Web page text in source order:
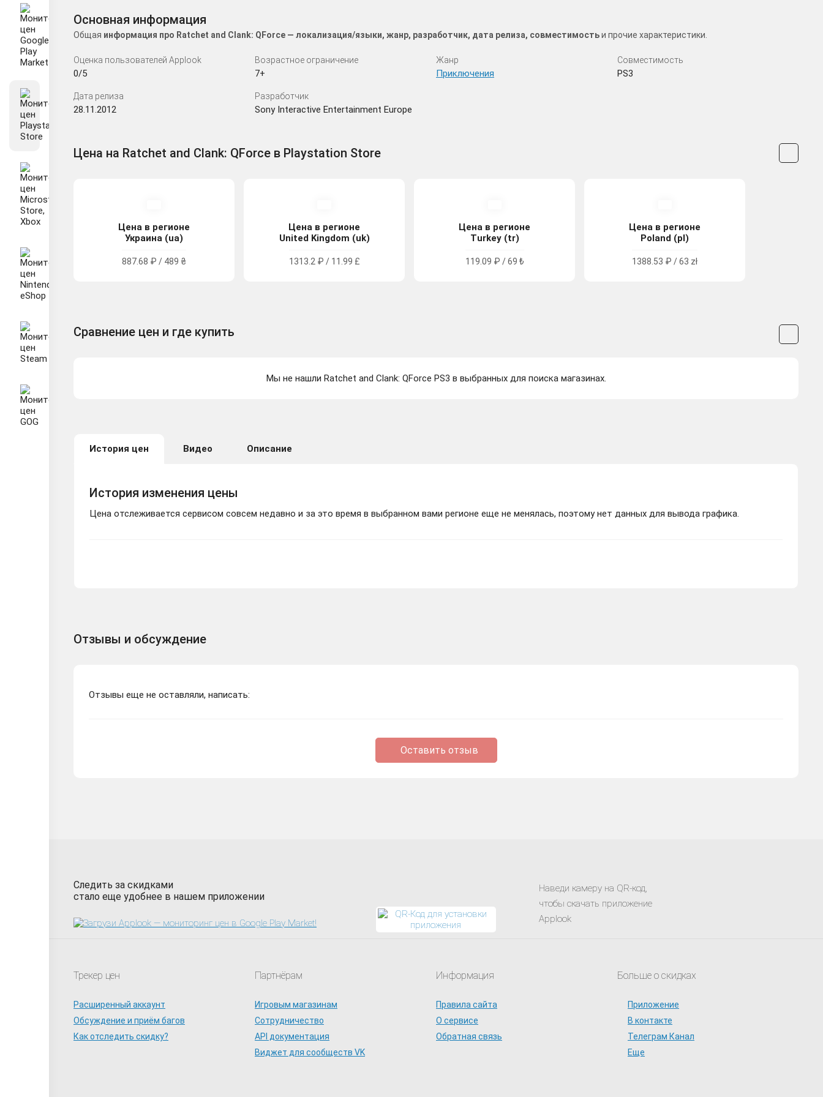
Основная информация
Общая информация про Ratchet and Clank: QForce — локализация/языки, жанр, разработчик, дата релиза, совместимостьи прочие характеристики.
Оценка пользователей Applook
0/5
Возрастное ограничение
7+
Жанр
Приключения
Совместимость
PS3
Дата релиза
28.11.2012
Разработчик
Sony Interactive Entertainment Europe
Цена на Ratchet and Clank: QForce в Playstation Store
Цена в регионе
Украина (ua)
887.68 ₽ / 489 ₴
Цена в регионе
United Kingdom (uk)
1313.2 ₽ / 11.99 £
Цена в регионе
Turkey (tr)
119.09 ₽ / 69 ₺
Цена в регионе
Poland (pl)
1388.53 ₽ / 63 zł
Сравнение цен и где купить
Мы не нашли Ratchet and Clank: QForce PS3 в выбранных для поиска магазинах.
История цен Видео Описание
История изменения цены
Цена отслеживается сервисом совсем недавно и за это время в выбранном вами регионе еще не менялась, поэтому нет данных для вывода графика.
Отзывы и обсуждение
Отзывы еще не оставляли, написать:
Оставить отзыв
Следить за скидками
стало еще удобнее в нашем приложении
Наведи камеру на QR-код,
чтобы скачать приложение
Applook
Трекер цен
Расширенный аккаунт
Обсуждение и приём багов
Как отследить скидку?
Партнёрам
Игровым магазинам
Сотрудничество
API документация
Виджет для сообществ VK
Информация
Правила сайта
О сервисе
Обратная связь
Больше о скидках
Приложение
В контакте
Телеграм Канал
Еще